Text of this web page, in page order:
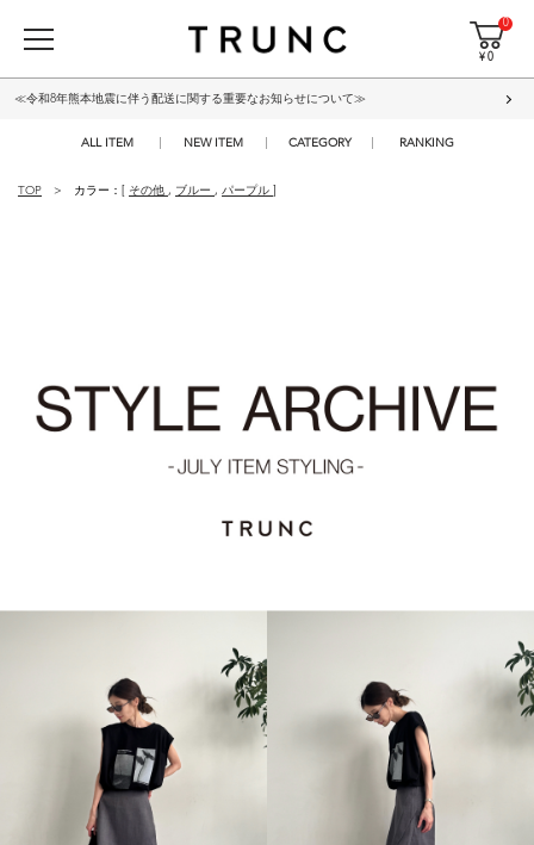
0
¥ 0
≪令和8年熊本地震に伴う配送に関する重要なお知らせについて≫
ALL ITEM NEW ITEM CATEGORY RANKING
TOP カラー：[ その他 , ブルー , パープル